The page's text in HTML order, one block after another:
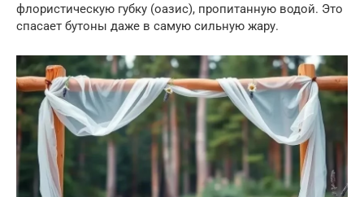
флористическую губку (оазис), пропитанную водой. Это
спасает бутоны даже в самую сильную жару.